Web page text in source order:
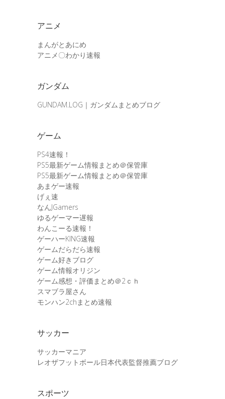
アニメ
まんがとあにめ
アニメ〇わかり速報
ガンダム
GUNDAM.LOG｜ガンダムまとめブログ
ゲーム
PS4速報！
PS5最新ゲーム情報まとめ＠保管庫
PS5最新ゲーム情報まとめ＠保管庫
あまゲー速報
げぇ速
なんJGamers
ゆるゲーマー遅報
わんこーる速報！
ゲーハーKING速報
ゲームだらだら速報
ゲーム好きブログ
ゲーム情報オリジン
ゲーム感想・評価まとめ＠2ｃｈ
スマブラ屋さん
モンハン2chまとめ速報
サッカー
サッカーマニア
レオザフットボール日本代表監督推薦ブログ
スポーツ